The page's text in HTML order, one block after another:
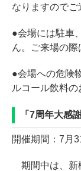
なりますのでご
●会場には駐車
ん。ご来場の際
●会場への危険
ルコール飲料の
「7周年大感
開催期間：7月
期間中は、新